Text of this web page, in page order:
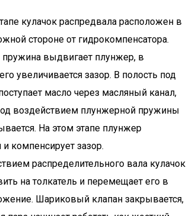
кулачок распредвала расположен в
стороне от гидрокомпенсатора.
выдвигает плунжер, в
увеличивается зазор. В полость под
масло через масляный канал,
воздействием плунжерной пружины
На этом этапе плунжер
и компенсирует зазор.
распределительного вала кулачок
на толкатель и перемещает его в
Шариковый клапан закрывается,